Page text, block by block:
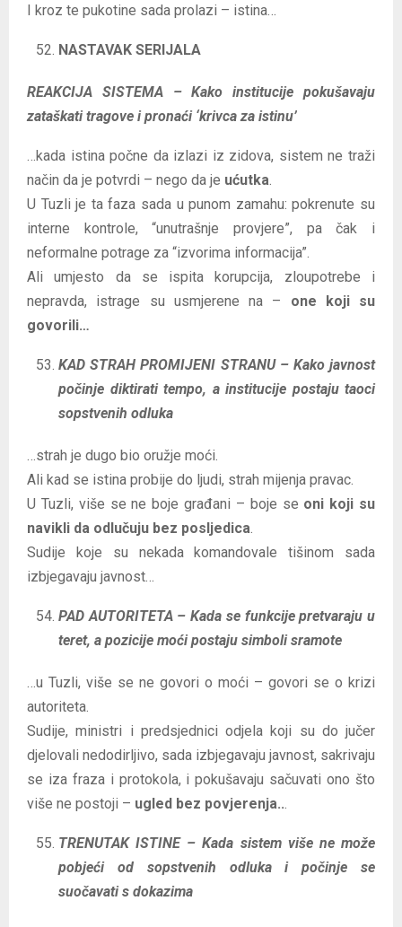
I kroz te pukotine sada prolazi – istina…
NASTAVAK SERIJALA
REAKCIJA SISTEMA – Kako institucije pokušavaju
zataškati tragove i pronaći ‘krivca za istinu’
…kada istina počne da izlazi iz zidova, sistem ne traži
način da je potvrdi – nego da je ućutka
U Tuzli je ta faza sada u punom zamahu: pokrenute su
interne kontrole, “unutrašnje provjere”, pa čak i
neformalne potrage za “izvorima informacija”.
Ali umjesto da se ispita korupcija, zloupotrebe i
nepravda, istrage su usmjerene na – one koji su
govorili…
KAD STRAH PROMIJENI STRANU – Kako javnost
počinje diktirati tempo, a institucije postaju taoci
sopstvenih odluka
…strah je dugo bio oružje moći.
Ali kad se istina probije do ljudi, strah mijenja pravac.
U Tuzli, više se ne boje građani – boje se oni koji su
navikli da odlučuju bez posljedica
Sudije koje su nekada komandovale tišinom sada
izbjegavaju javnost…
PAD AUTORITETA – Kada se funkcije pretvaraju u
teret, a pozicije moći postaju simboli sramote
…u Tuzli, više se ne govori o moći – govori se o krizi
autoriteta.
Sudije, ministri i predsjednici odjela koji su do jučer
djelovali nedodirljivo, sada izbjegavaju javnost, sakrivaju
se iza fraza i protokola, i pokušavaju sačuvati ono što
više ne postoji – ugled bez povjerenja..
TRENUTAK ISTINE – Kada sistem više ne može
pobjeći od sopstvenih odluka i počinje se
suočavati s dokazima